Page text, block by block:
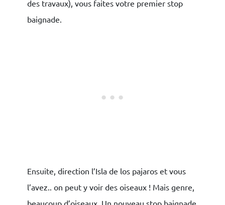
des travaux), vous faites votre premier stop
baignade.
Ensuite, direction l’Isla de los pajaros et vous
l’avez.. on peut y voir des oiseaux ! Mais genre,
beaucoup d’oiseaux. Un nouveau stop baignade